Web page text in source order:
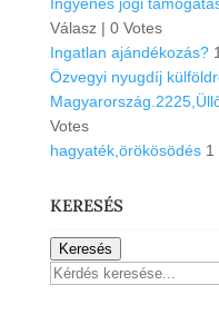
Válasz | 0 Votes
Ingatlan ajándékozás?
Özvegyi nyugdíj
Votes
hagyaték,örökösödés 1
KERESÉS
Keresés